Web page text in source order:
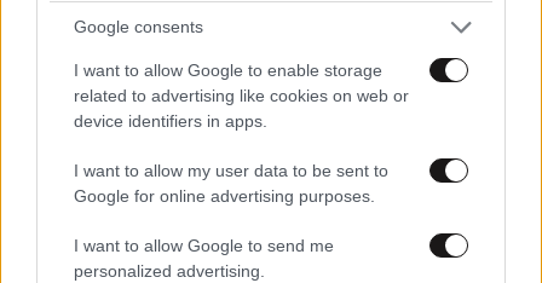
Google consents
I want to allow Google to enable storage
related to advertising like cookies on web or
device identifiers in apps.
I want to allow my user data to be sent to
Google for online advertising purposes.
I want to allow Google to send me
personalized advertising.
Η Khloe πρόσθεσε χαρακτηριστικά: «Όπως έχετε
επισημάνει και εσείς, είναι αυτή που φροντίζει τα
παιδιά σας το 80% του χρόνου. Παρακαλώ, άφησε
αυτήν και τηνοικογένειαέξω από αυτό, ώστε τα
παιδιά ναμεγαλώσουν ειρηνικά» . Η σταρ του
Revenge Body κατέληξε: « Σου μιλάω με αγάπη και
ιδιωτικά, αν το επιθυμείς».